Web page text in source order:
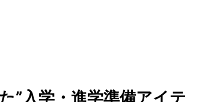
”入学・進学準備アイテ